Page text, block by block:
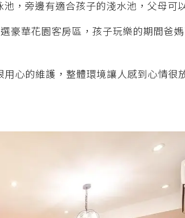
，旁邊有適合孩子的淺水池，父母可
豪華花園客房區，孩子玩樂的期間爸
心的維護，整體環境讓人感到心情很